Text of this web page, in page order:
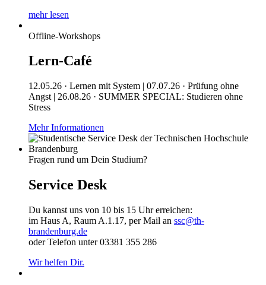
mehr lesen
Offline-Workshops
Lern-Café
12.05.26 · Lernen mit System | 07.07.26 · Prüfung ohne
Angst | 26.08.26 · SUMMER SPECIAL: Studieren ohne
Stress
Mehr Informationen
Fragen rund um Dein Studium?
Service Desk
Du kannst uns von 10 bis 15 Uhr erreichen:
im Haus A, Raum A.1.17, per Mail an ssc@th-
brandenburg.de
oder Telefon unter 03381 355 286
Wir helfen Dir.